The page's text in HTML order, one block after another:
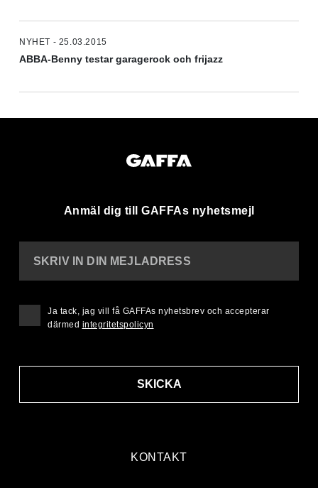
NYHET - 25.03.2015
ABBA-Benny testar garagerock och frijazz
Anmäl dig till GAFFAs nyhetsmejl
KONTAKT
SKRIV IN DIN MEJLADRESS
SKICKA
Ja tack, jag vill få GAFFAs nyhetsbrev och accepterar
därmed integritetspolicyn